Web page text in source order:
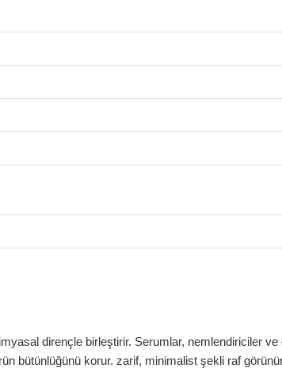
dirençle birleştirir. Serumlar, nemlendiriciler ve
bütünlüğünü korur. zarif, minimalist şekli raf